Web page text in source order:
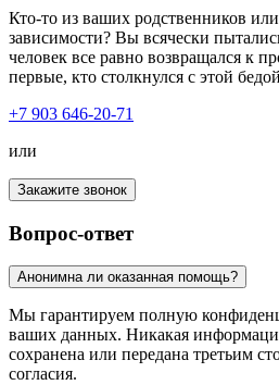
Кто-то из ваших родственников или
зависимости? Вы всячески
человек все равно возвращался к
первые, кто столкнулся с этой
+7 903 646-20-71
или
Закажите звонок
Вопрос-ответ
Анонимна ли оказанная помощь?
Мы гарантируем полную
ваших данных. Никакая
сохранена или передана третьим
согласия.